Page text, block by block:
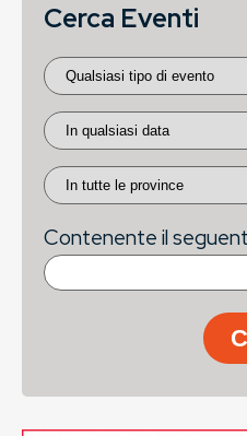
Cerca Eventi
Contenente il